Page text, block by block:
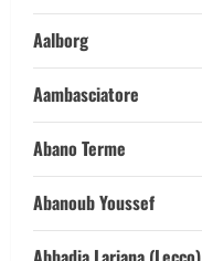
Aalborg
Aambasciatore
Abano Terme
Abanoub Youssef